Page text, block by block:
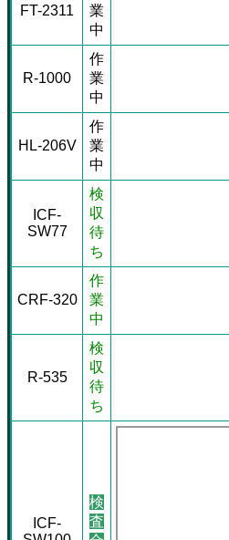
FT-2311
業
中
R-1000
作
業
中
HL-206V
作
業
中
ICF-
SW77
検
収
待
ち
CRF-320
作
業
中
R-535
検
収
待
ち
ICF-
検
査